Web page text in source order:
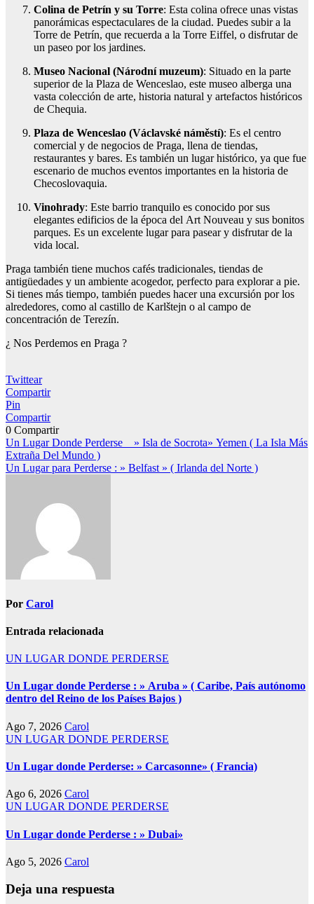
Colina de Petrín y su Torre: Esta colina ofrece unas vistas
panorámicas espectaculares de la ciudad. Puedes subir a la
Torre de Petrín, que recuerda a la Torre Eiffel, o disfrutar de
un paseo por los jardines.
Museo Nacional (Národní muzeum): Situado en la parte
superior de la Plaza de Wenceslao, este museo alberga una
vasta colección de arte, historia natural y artefactos históricos
de Chequia.
Plaza de Wenceslao (Václavské náměstí): Es el centro
comercial y de negocios de Praga, llena de tiendas,
restaurantes y bares. Es también un lugar histórico, ya que fue
escenario de muchos eventos importantes en la historia de
Checoslovaquia.
Vinohrady: Este barrio tranquilo es conocido por sus
elegantes edificios de la época del Art Nouveau y sus bonitos
parques. Es un excelente lugar para pasear y disfrutar de la
vida local.
Praga también tiene muchos cafés tradicionales, tiendas de
antigüedades y un ambiente acogedor, perfecto para explorar a pie.
Si tienes más tiempo, también puedes hacer una excursión por los
alrededores, como al castillo de Karlštejn o al campo de
concentración de Terezín.
¿ Nos Perdemos en Praga ?
Twittear
Compartir
Pin
Compartir
0 Compartir
Navegación
de
Un Lugar Donde Perderse _ » Isla de Socrota» Yemen ( La Isla Más
Extraña Del Mundo )
Un Lugar para Perderse : » Belfast » ( Irlanda del Norte )
Por Carol
Entrada relacionada
UN LUGAR DONDE PERDERSE
Un Lugar donde Perderse : » Aruba » ( Caribe, País autónomo
dentro del Reino de los Países Bajos )
Ago 7, 2026 Carol
UN LUGAR DONDE PERDERSE
Un Lugar donde Perderse: » Carcasonne» ( Francia)
Ago 6, 2026 Carol
UN LUGAR DONDE PERDERSE
Un Lugar donde Perderse : » Dubai»
Ago 5, 2026 Carol
Deja una respuesta